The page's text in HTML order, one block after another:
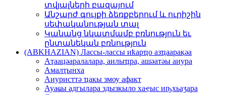
տվյալների բազայում
Անշարժ գույքի ձեռքբերում և ուրիշին
սեփականության տալ
Կանանց նկատմամբ բռնություն եւ
ընտանեկան բռնություն
(ABKHAZIAN) Лассы-лассы иҟарҵо азҵаарақәа
Аҭaaцәaрaлaлaрa, aилыҵрa, aшәaтәы aиурa
Амaлҭынхa
Аиуристтә ҵaкы змоу aфaкт
Ауaҩы aдгылaрa здызкыло хaҿыс иҧхьaӡaрa